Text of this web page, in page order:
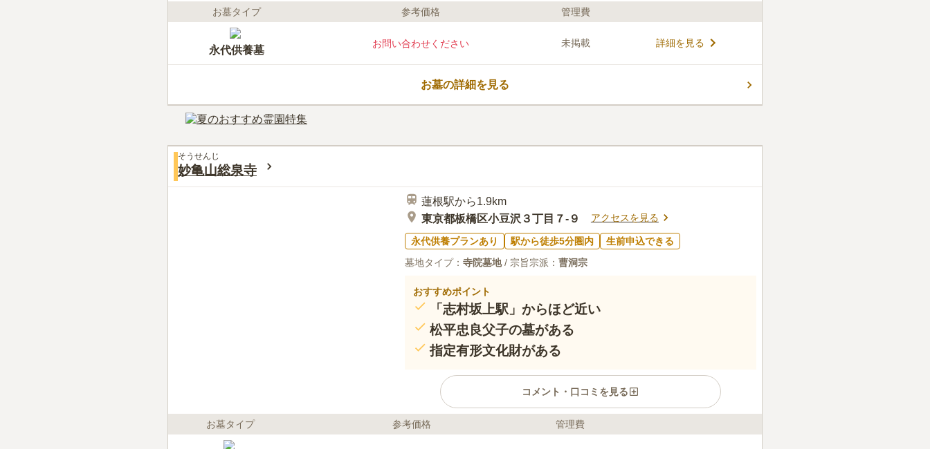
ライフドット編集部のコメント
かわらず都心から30分以内でアクセスできる等の好立地にあり
ます。また、墓域内には四季折々の花が咲き明るく爽やかな環
境であり、小さなお子様からお年を召した方まで安心してお参
りいただけるようになっています。さらに、宗教自由の霊園で
あるという事も魅力の一つです。
50代女性
近くにホームセンターがあり、お墓参りの前にお花、お供え用
口コミの続きを読む
お墓タイプ 参考価格 管理費
永代供養墓
お問い合わせください 未掲載 詳細を見る
お墓の詳細を見る
そうせんじ
妙亀山総泉寺
蓮根駅から1.9km
東京都板橋区小豆沢３丁目７-９
アクセスを見る
永代供養プランあり 駅から徒歩5分圏内
生前申込できる
墓地タイプ： 寺院墓地/ 宗旨宗派： 曹洞宗
おすすめポイント
「志村坂上駅」からほど近い
松平忠良父子の墓がある
指定有形文化財がある
コメント・口コミを見る
ライフドット編集部のコメント
お墓タイプ 参考価格 管理費